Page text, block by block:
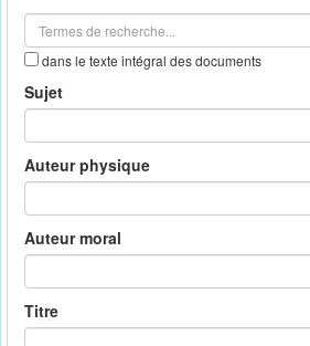
dans le texte intégral des documents
Sujet
Auteur physique
Auteur moral
Titre